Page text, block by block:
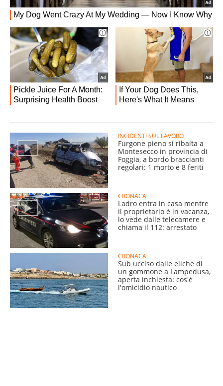
INCIDENTI SUL LAVORO
Furgone pieno si ribalta a
Montesecco in provincia di
Foggia, a bordo braccianti
regolari: 1 morto e 8 feriti
CRONACA
Ladro entra in casa mentre
il proprietario è in vacanza,
lo vede dalle telecamere e
chiama il 112: arrestato
CRONACA
Sub ucciso dalle eliche di
un gommone a Lampedusa,
aperta inchiesta: cos'è
l'omicidio nautico